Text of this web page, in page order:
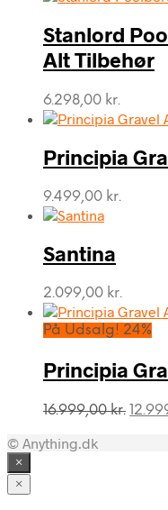
Stanlord
Alt Tilbehør
6.298,00 kr.
Principia
9.499,00 kr.
Santina
2.099,00 kr.
På Udsalg! 24%
Principia
16.999,00kr. Den
© Anything.dk
×
×